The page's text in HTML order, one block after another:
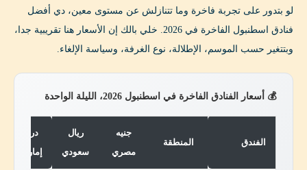
لو بتدور على تجربة فاخرة وما تتنازلش عن مستوى معين، دي أفضل
فنادق اسطنبول الفاخرة في 2026. خلي بالك إن الأسعار هنا تقريبية جدا،
وبتتغير حسب الموسم، الإطلالة، نوع الغرفة، وسياسة الإلغاء.
💰 أسعار الفنادق الفاخرة في اسطنبول 2026، الليلة الواحدة
الفندق المنطقة
جنيه
مصري
ريال
سعودي
درهم
إماراتي